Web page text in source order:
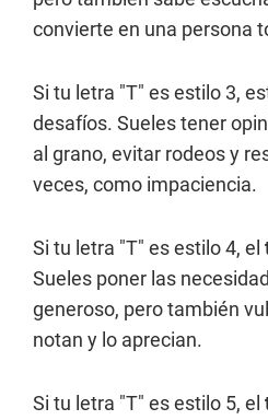
convierte en una persona
Si tu letra "T" es estilo 3,
desafíos. Sueles tener
al grano, evitar rodeos y
veces, como impaciencia.
Si tu letra "T" es estilo 4, el
Sueles poner las
generoso, pero también
notan y lo aprecian.
Si tu letra "T" es estilo 5, el